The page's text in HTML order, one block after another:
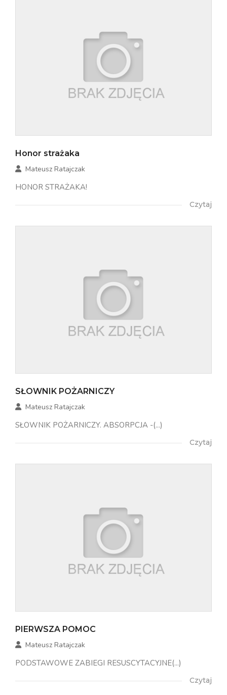
Honor strażaka
Mateusz Ratajczak
HONOR STRAŻAKA!
Czytaj
SŁOWNIK POŻARNICZY
Mateusz Ratajczak
SŁOWNIK POŻARNICZY. ABSORPCJA -(...)
Czytaj
PIERWSZA POMOC
Mateusz Ratajczak
PODSTAWOWE ZABIEGI RESUSCYTACYJNE(...)
Czytaj